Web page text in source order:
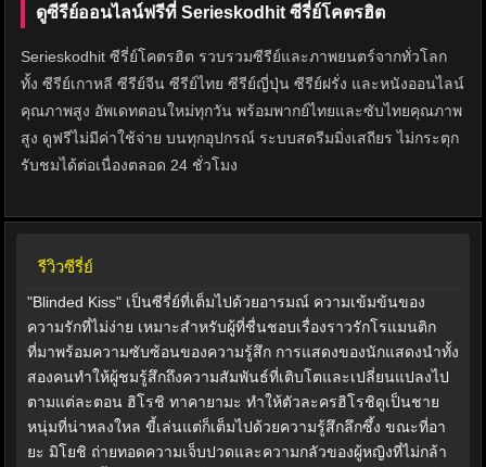
ดูซีรีย์ออนไลน์ฟรีที่ Serieskodhit ซีรี่ย์โคตรฮิต
Serieskodhit ซีรี่ย์โคตรฮิต รวบรวมซีรีย์และภาพยนตร์จากทั่วโลก
ทั้ง ซีรีย์เกาหลี ซีรีย์จีน ซีรีย์ไทย ซีรีย์ญี่ปุ่น ซีรีย์ฝรั่ง และหนังออนไลน์
คุณภาพสูง อัพเดทตอนใหม่ทุกวัน พร้อมพากย์ไทยและซับไทยคุณภาพ
สูง ดูฟรีไม่มีค่าใช้จ่าย บนทุกอุปกรณ์ ระบบสตรีมมิ่งเสถียร ไม่กระตุก
รับชมได้ต่อเนื่องตลอด 24 ชั่วโมง
รีวิวซีรี่ย์
"Blinded Kiss" เป็นซีรี่ย์ที่เต็มไปด้วยอารมณ์ ความเข้มข้นของ
ความรักที่ไม่ง่าย เหมาะสำหรับผู้ที่ชื่นชอบเรื่องราวรักโรแมนติก
ที่มาพร้อมความซับซ้อนของความรู้สึก การแสดงของนักแสดงนำทั้ง
สองคนทำให้ผู้ชมรู้สึกถึงความสัมพันธ์ที่เติบโตและเปลี่ยนแปลงไป
ตามแต่ละตอน ฮิโรชิ ทาคายามะ ทำให้ตัวละครฮิโรชิดูเป็นชาย
หนุ่มที่น่าหลงใหล ขี้เล่นแต่ก็เต็มไปด้วยความรู้สึกลึกซึ้ง ขณะที่อา
ยะ มิโยชิ ถ่ายทอดความเจ็บปวดและความกลัวของผู้หญิงที่ไม่กล้า